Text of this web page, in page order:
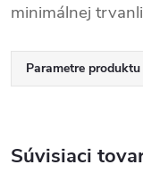
minimálnej
Parametre produktu
Súvisiaci